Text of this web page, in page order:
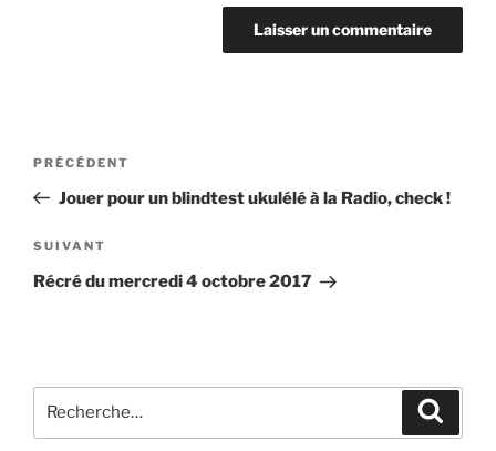
Navigation
l’article
Article
précédent
PRÉCÉDENT
Jouer pour un blindtest ukulélé à la Radio, check !
Article
suivant
SUIVANT
Récré du mercredi 4 octobre 2017
pour